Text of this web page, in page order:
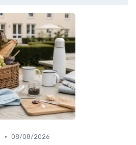
• 08/08/2026